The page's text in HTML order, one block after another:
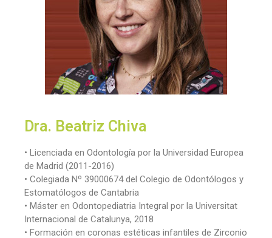
Dra. Beatriz Chiva
• Licenciada en Odontología por la Universidad Europea
de Madrid (2011-2016)
• Colegiada Nº 39000674 del Colegio de Odontólogos y
Estomatólogos de Cantabria
• Máster en Odontopediatria Integral por la Universitat
Internacional de Catalunya, 2018
• Formación en coronas estéticas infantiles de Zirconio